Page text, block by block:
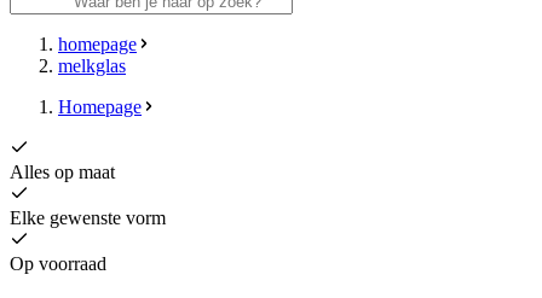
homepage
melkglas
Homepage
Alles op maat
Elke gewenste vorm
Op voorraad